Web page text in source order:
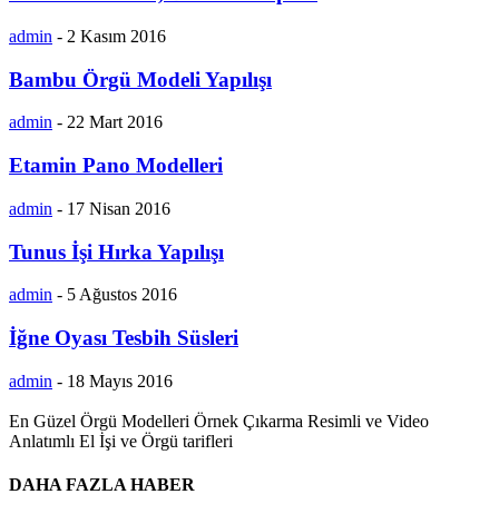
admin - 2 Kasım 2016
Bambu Örgü Modeli Yapılışı
admin - 22 Mart 2016
Etamin Pano Modelleri
admin - 17 Nisan 2016
Tunus İşi Hırka Yapılışı
admin - 5 Ağustos 2016
İğne Oyası Tesbih Süsleri
admin - 18 Mayıs 2016
En Güzel Örgü Modelleri Örnek Çıkarma Resimli ve Video
Anlatımlı El İşi ve Örgü tarifleri
DAHA FAZLA HABER